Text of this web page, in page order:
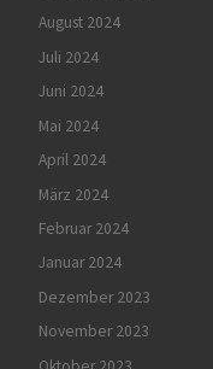
August 2024
Juli 2024
Juni 2024
Mai 2024
April 2024
März 2024
Februar 2024
Januar 2024
Dezember 2023
November 2023